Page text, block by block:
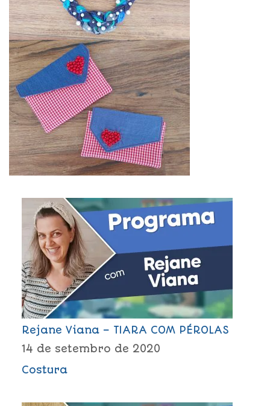
Rejane Viana – TIARA COM PÉROLAS
14 de setembro de 2020
Costura